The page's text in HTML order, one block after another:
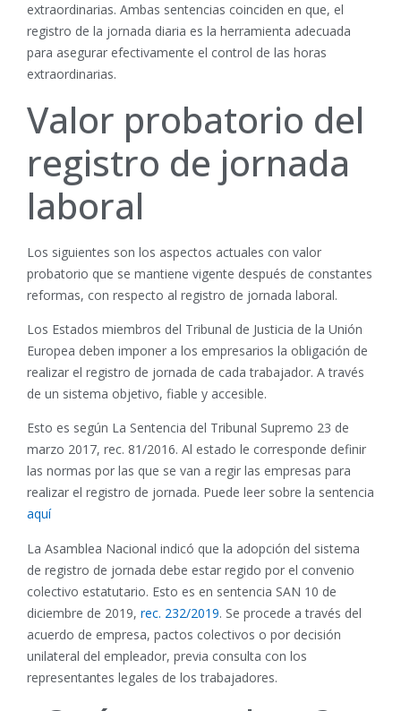
extraordinarias. Ambas sentencias coinciden en que, el
registro de la jornada diaria es la herramienta adecuada
para asegurar efectivamente el control de las horas
extraordinarias.
Valor probatorio del
registro de jornada
laboral
Los siguientes son los aspectos actuales con valor
probatorio que se mantiene vigente después de constantes
reformas, con respecto al registro de jornada laboral.
Los Estados miembros del Tribunal de Justicia de la Unión
Europea deben imponer a los empresarios la obligación de
realizar el registro de jornada de cada trabajador. A través
de un sistema objetivo, fiable y accesible.
Esto es según La Sentencia del Tribunal Supremo 23 de
marzo 2017, rec. 81/2016. Al estado le corresponde definir
las normas por las que se van a regir las empresas para
realizar el registro de jornada. Puede leer sobre la sentencia
aquí
La Asamblea Nacional indicó que la adopción del sistema
de registro de jornada debe estar regido por el convenio
colectivo estatutario. Esto es en sentencia SAN 10 de
diciembre de 2019, rec. 232/2019. Se procede a través del
acuerdo de empresa, pactos colectivos o por decisión
unilateral del empleador, previa consulta con los
representantes legales de los trabajadores.